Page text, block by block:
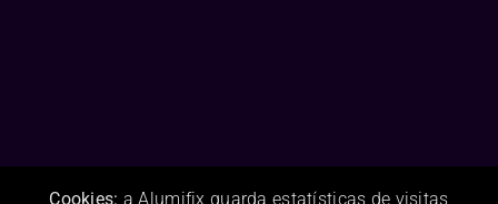
Cookies: a Alumifix guarda estatísticas de visitas